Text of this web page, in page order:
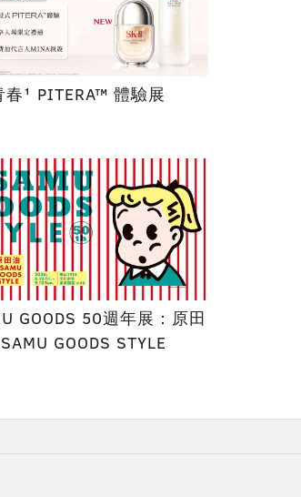
春¹ PITERA™ 體驗展
GOODS 50週年展：原田
GOODS STYLE